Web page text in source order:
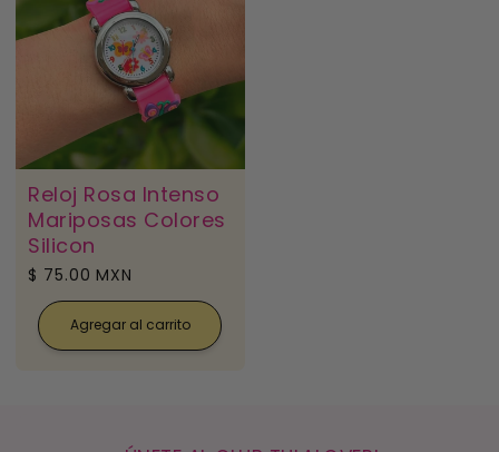
Reloj Rosa Intenso
Mariposas Colores
Silicon
Precio
habitual
$ 75.00 MXN
Agregar al carrito